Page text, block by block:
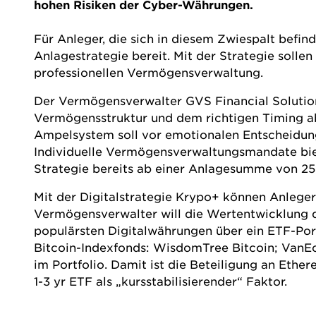
hohen Risiken der Cyber-Währungen.
Für Anleger, die sich in diesem Zwiespalt
Anlagestrategie bereit. Mit der Strategie
professionellen Vermögensverwaltung.
Der Vermögensverwalter GVS Financial
Vermögensstruktur und dem richtigen Timing
Ampelsystem soll vor emotionalen
Individuelle Vermögensverwaltungsmandate
Strategie bereits ab einer Anlagesumme von
Mit der Digitalstrategie Krypo+ können
Vermögensverwalter will die Wertentwicklung
populärsten Digitalwährungen über ein ETF-
Bitcoin-Indexfonds: WisdomTree Bitcoin;
im Portfolio. Damit ist die Beteiligung an
1-3 yr ETF als „kursstabilisierender“ Faktor.